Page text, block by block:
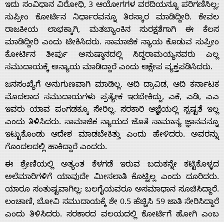
Home
About
Us
Advertise
With
ಇದು ಸಂವಿಧಾನ ವಿರೋಧಿ, 3 ಆಯೋಗಗಳ ವರದಿಯನ್ನೂ ಪರಿಗಣಿಸಿಲ್ಲ;
ಸುಪ್ರೀಂ ಕೋರ್ಟಿನ ನಿರ್ಧಾರವನ್ನೂ ತಿರಸ್ಕಾರ ಮಾಡಿದ್ದೀರಿ. ಕೇವಲ
ರಾಜಕೀಯ ಲಾಭಕ್ಕಾಗಿ, ಮತಬ್ಯಾಂಕಿನ ಸುರಕ್ಷತೆಗಾಗಿ ಈ ಕೆಲಸ
ಮಾಡಿದ್ದೀರಿ ಎಂದು ಟೀಕಿಸಿದರು. ಸಾಮಾಜಿಕ ನ್ಯಾಯ ಕೊಡುವ ಸುಪ್ರೀಂ
ಕೋರ್ಟಿನ ತೀರ್ಪು ಅನುಷ್ಠಾನದಲ್ಲಿ ಸಿದ್ದರಾಮಯ್ಯನವರು ಎಲ್ಲ
ಸಮುದಾಯಕ್ಕೆ ಅನ್ಯಾಯ ಮಾಡಿದ್ದಾರೆ ಎಂದು ಆಕ್ಷೇಪ ವ್ಯಕ್ತಪಡಿಸಿದರು.
ಜನಸಂಖ್ಯೆಗೆ ಅನುಗುಣವಾಗಿ ಮಾಡಿಲ್ಲ. ಆದಿ ದ್ರಾವಿಡ, ಆದಿ ಕರ್ನಾಟಕ
ಮೊದಲಾದ ಸಮುದಾಯಗಳು ಪ್ರತ್ಯೇಕ ಇರಬೇಕಿದ್ದು, ಎಕೆ, ಎಡಿ, ಎಎ
ಇವರು ಯಾವ ಪಂಗಡಕ್ಕೂ ಸೇರಿಲ್ಲ. ಸರಕಾರಿ ಆಜ್ಞೆಯಲ್ಲಿ ಸ್ಪಷ್ಟತೆ ಇಲ್ಲ
ಎಂದು ತಿಳಿಸಿದರು. ಸಾಮಾಜಿಕ ನ್ಯಾಯದ ಜೊತೆ ಸಾಮಾನ್ಯ ಜ್ಞಾನವನ್ನೂ
ಇಟ್ಟುಕೊಂಡು ಆದೇಶ ಮಾಡಬೇಕಿತ್ತು ಎಂದು ಹೇಳಿದರು. ಅವರನ್ನು
ಗೊಂದಲದಲ್ಲಿ ಹಾಕಿದ್ದಾರೆ ಎಂದರು.
ಈ ಶ್ರೇಣಿಯಲ್ಲಿ ಅತ್ಯಂತ ಕೆಳಗಡೆ ಇರುವ ಬದುಕನ್ನೇ ಕಟ್ಟಿಕೊಳ್ಳದ
ಅಲೆಮಾರಿಗಳಿಗೆ ಯಾವುದೇ ಮೀಸಲಾತಿ ಕೊಟ್ಟಿಲ್ಲ ಎಂದು ದೂರಿದರು.
ಯಾರೂ ಸಂತುಷ್ಟವಾಗಿಲ್ಲ; ಬಲಗೈಯವರೂ ಅಸಮಾಧಾನ ಸೂಚಿಸಿದ್ದಾರೆ.
ಲಂಚಾಣಿ, ಬೋವಿ ಸಮುದಾಯಕ್ಕೆ ಶೇ 0.5 ಹೆಚ್ಚಿಸಿ 59 ಜಾತಿ ಸೇರಿಸಿದ್ದಾರೆ
ಎಂದು ತಿಳಿಸಿದರು. ಸರಕಾರದ ವಲಯದಲ್ಲಿ ಕೋರ್ಟಿಗೆ ಹೋಗಿ ಎಂಬ